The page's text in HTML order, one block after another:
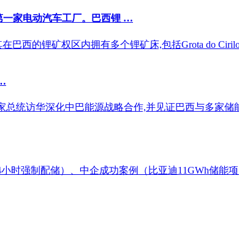
一家电动汽车工厂。巴西锂 …
巴西的锂矿权区内拥有多个锂矿床,包括Grota do
统访华深化中巴能源战略合作,并见证巴西与多家
时强制配储）、中企成功案例（比亚迪11GWh储能